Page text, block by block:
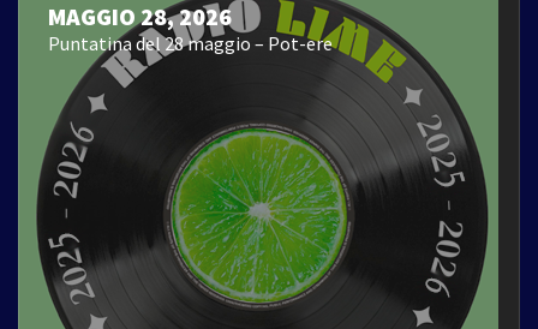
MAGGIO 28, 2026
Puntatina del 28 maggio – Pot-ere